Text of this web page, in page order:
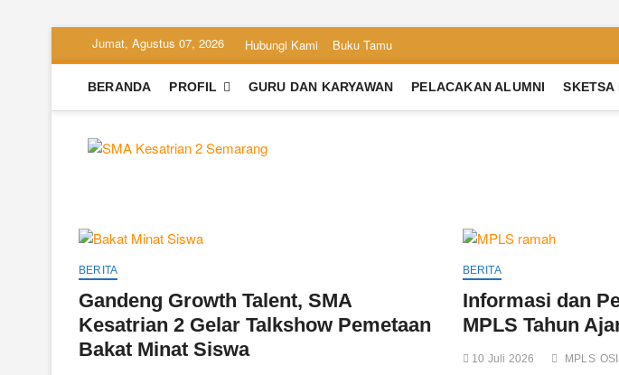
Jumat, Agustus 07, 2026 Hubungi Kami Buku Tamu
BERANDA PROFIL GURU DAN KARYAWAN PELACAKAN ALUMNI SKETSA
BERITA
Gandeng Growth Talent, SMA
Kesatrian 2 Gelar Talkshow Pemetaan
Bakat Minat Siswa
BERITA
Informasi dan
MPLS Tahun
10 Juli 2026 MPLS